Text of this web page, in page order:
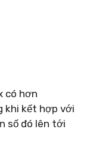
có hơn
khi kết hợp với
số đó lên tới